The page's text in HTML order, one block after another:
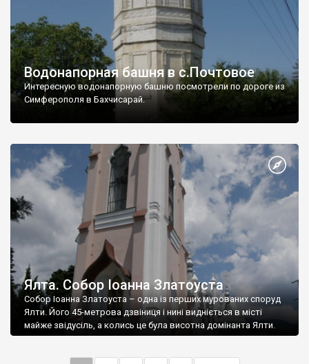
Водонапорная башня в с.Почтовое
Интересную водонапорную башню посмотрели по дороге из
Симферополя в Бахчисарай.
Ялта. Собор Іоанна Златоуста
Собор Іоанна Златоуста – одна із перших мурованих споруд
Ялти. Його 45-метрова дзвіниця і нині видніється в місті
майже звідусіль, а колись це була висотна домінанта Ялти.